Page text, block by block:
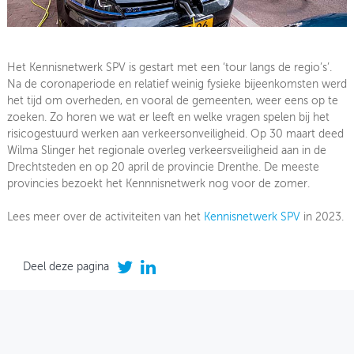
Het Kennisnetwerk SPV is gestart met een ‘tour langs de regio’s’.
Na de coronaperiode en relatief weinig fysieke bijeenkomsten werd
het tijd om overheden, en vooral de gemeenten, weer eens op te
zoeken. Zo horen we wat er leeft en welke vragen spelen bij het
risicogestuurd werken aan verkeersonveiligheid. Op 30 maart deed
Wilma Slinger het regionale overleg verkeersveiligheid aan in de
Drechtsteden en op 20 april de provincie Drenthe. De meeste
provincies bezoekt het Kennnisnetwerk nog voor de zomer.
Lees meer over de activiteiten van het Kennisnetwerk SPV in 2023.
Deel deze pagina